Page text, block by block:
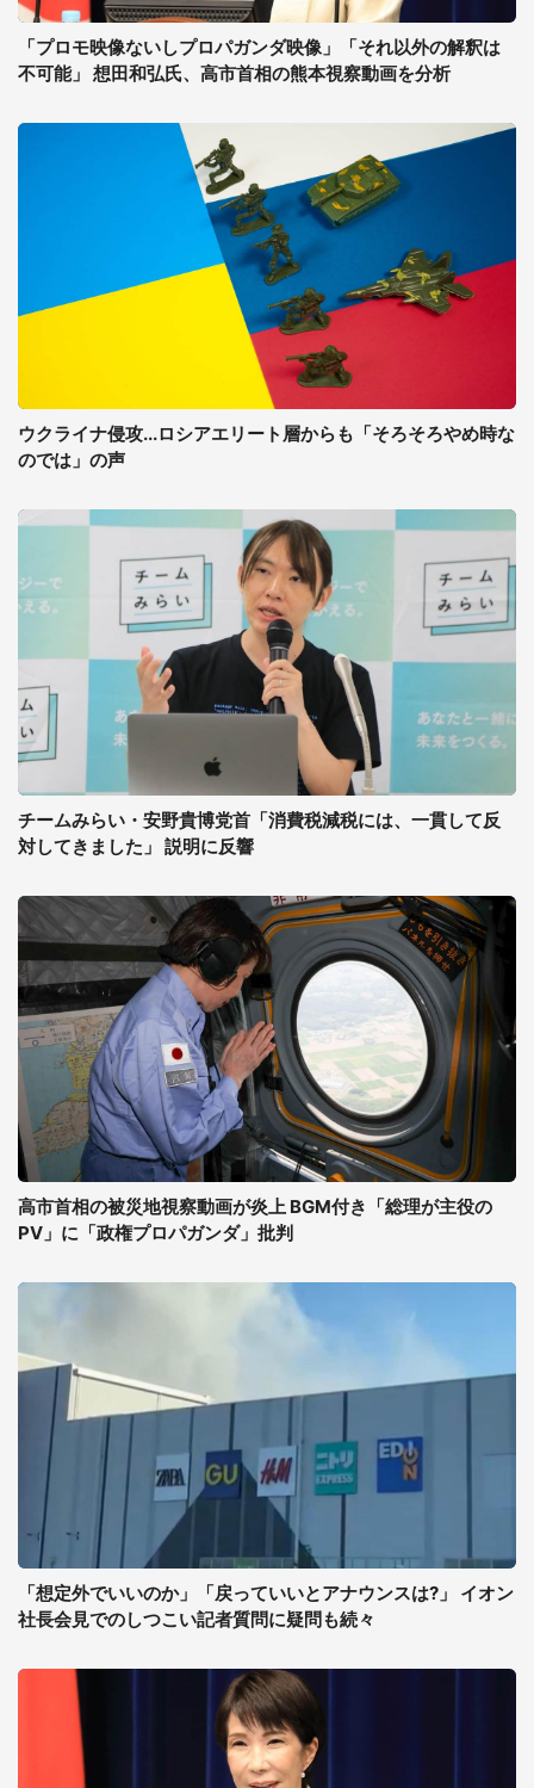
「プロモ映像ないしプロパガンダ映像」「それ以外の解釈は
不可能」 想田和弘氏、高市首相の熊本視察動画を分析
ウクライナ侵攻...ロシアエリート層からも「そろそろやめ時な
のでは」の声
チームみらい・安野貴博党首「消費税減税には、一貫して反
対してきました」 説明に反響
高市首相の被災地視察動画が炎上 BGM付き「総理が主役の
PV」に「政権プロパガンダ」批判
「想定外でいいのか」「戻っていいとアナウンスは?」 イオン
社長会見でのしつこい記者質問に疑問も続々